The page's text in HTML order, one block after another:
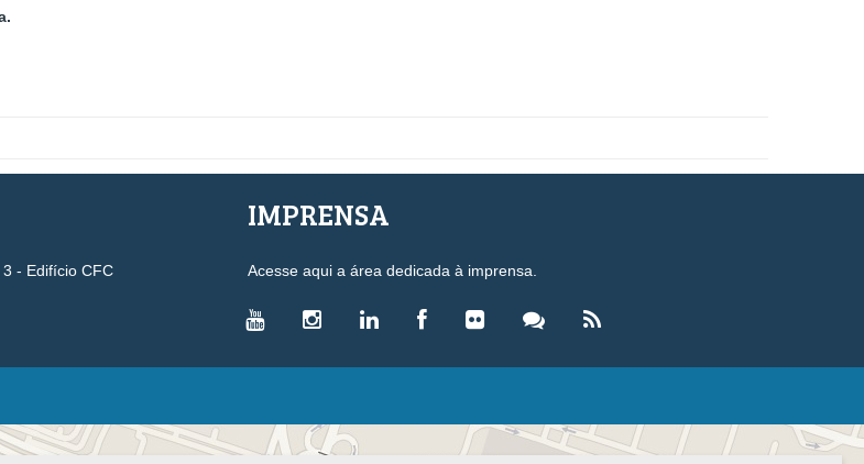
- Edifício CFC
IMPRENSA
Acesse aqui a área dedicada à imprensa.
LEGISLAÇÃO